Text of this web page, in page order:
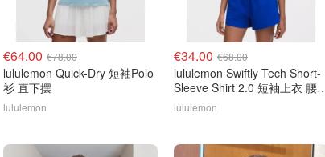
€64.00 €78.00
lululemon Quick-Dry 短袖Polo
衫 直下摆
lululemon
€34.00 €68.00
lululemon Swiftly Tech Short-
Sleeve Shirt 2.0 短袖上衣 腰
款
lululemon